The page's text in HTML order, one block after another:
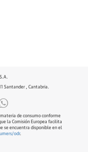
Santander , Cantabria.
de consumo conforme
la Comisión Europea facilita
se encuentra disponible en el
odr.